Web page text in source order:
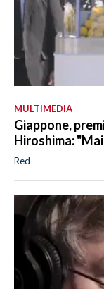
MULTIMEDIA
Giappone,
Hiroshima:
Red